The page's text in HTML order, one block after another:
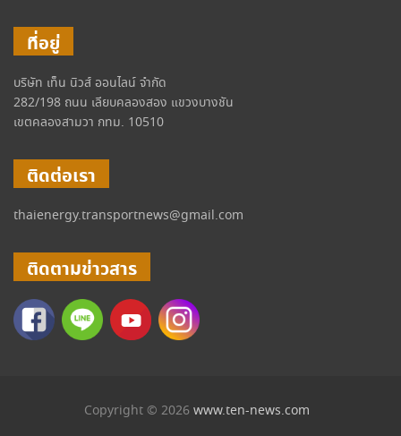
ที่อยู่
บริษัท เท็น นิวส์ ออนไลน์ จำกัด
282/198 ถนน เลียบคลองสอง แขวงบางชัน
เขตคลองสามวา กทม. 10510
ติดต่อเรา
thaienergy.transportnews@gmail.com
ติดตามข่าวสาร
Copyright © 2026 www.ten-news.com